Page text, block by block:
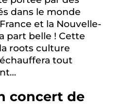
dans le monde
et la Nouvelle-
part belle ! Cette
roots culture
tout
concert de